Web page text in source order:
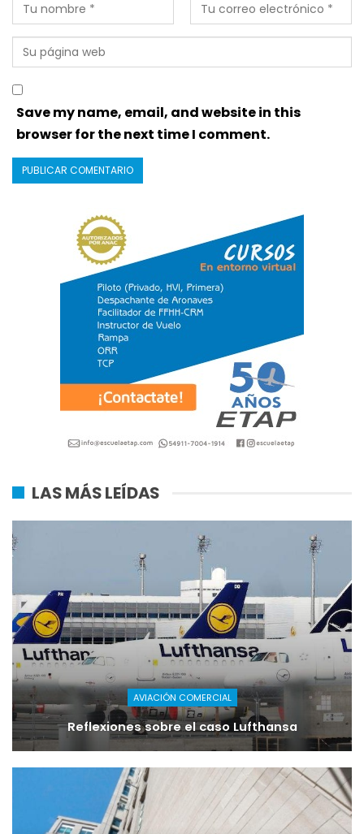
Save my name, email, and website in this
browser for the next time I comment.
LAS MÁS LEÍDAS
AVIACIÓN COMERCIAL
Reflexiones sobre el caso Lufthansa